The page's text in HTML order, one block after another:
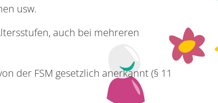
usw.
auch bei mehreren
der FSM gesetzlich anerkannt (§ 11